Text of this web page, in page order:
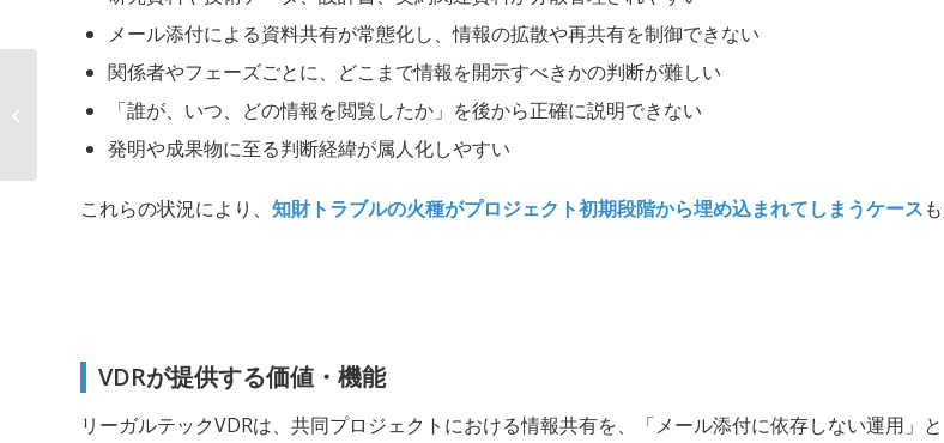
メール添付による資料共有が常態化し、情報の拡散や再共有を制御できない
関係者やフェーズごとに、どこまで情報を開示すべきかの判断が難しい
「誰が、いつ、どの情報を閲覧したか」を後から正確に説明できない
発明や成果物に至る判断経緯が属人化しやすい
これらの状況により、 知財トラブルの火種がプロジェクト初期段階から埋め込まれてしまうケース
VDRが提供する価値・機能
リーガルテックVDRは、共同プロジェクトにおける情報共有を、「メール添付に依存しない運用
製薬ライセンス・共同研究における
情報ガバナンスと意...